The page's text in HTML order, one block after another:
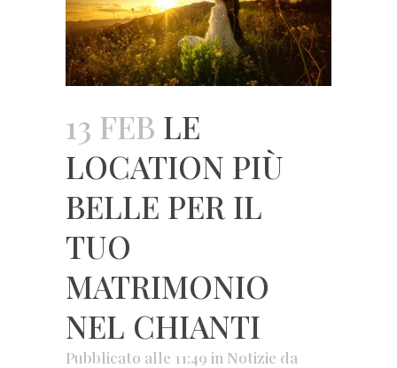
13 FEB LE
LOCATION PIÙ
BELLE PER IL
TUO
MATRIMONIO
NEL CHIANTI
Pubblicato alle 11:49 in Notizie da